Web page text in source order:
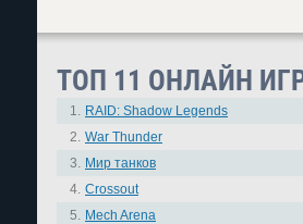
ТОП 11 ОНЛАЙН
1. RAID: Shadow Legends
2. War Thunder
3. Мир танков
4. Crossout
5. Mech Arena